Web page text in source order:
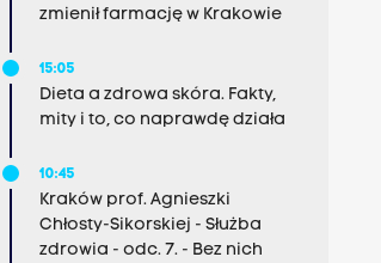
zmienił farmację w Krakowie
15:05
Dieta a zdrowa skóra. Fakty,
mity i to, co naprawdę działa
10:45
Kraków prof. Agnieszki
Chłosty-Sikorskiej - Służba
zdrowia - odc. 7. - Bez nich